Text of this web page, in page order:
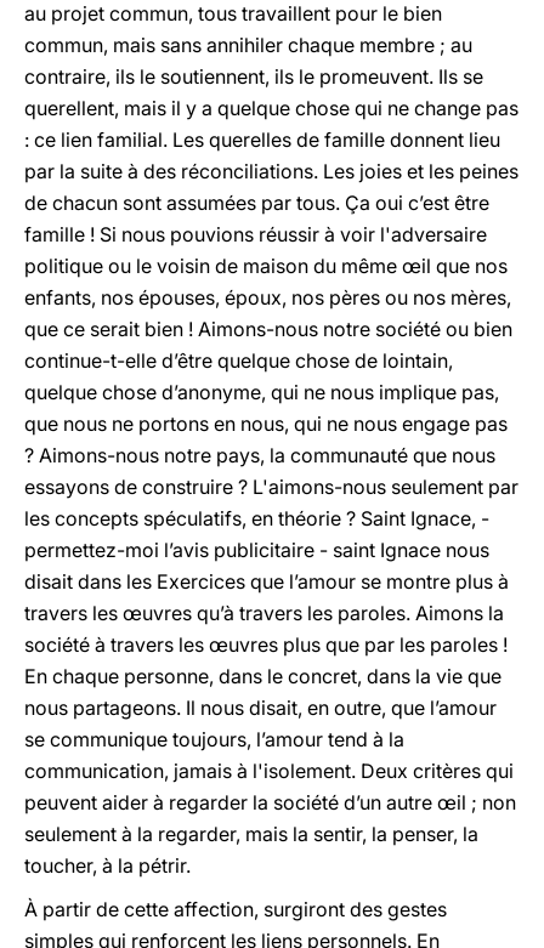
au projet commun, tous travaillent pour le bien
commun, mais sans annihiler chaque membre ; au
contraire, ils le soutiennent, ils le promeuvent. Ils se
querellent, mais il y a quelque chose qui ne change pas
: ce lien familial. Les querelles de famille donnent lieu
par la suite à des réconciliations. Les joies et les peines
de chacun sont assumées par tous. Ça oui c’est être
famille ! Si nous pouvions réussir à voir l'adversaire
politique ou le voisin de maison du même œil que nos
enfants, nos épouses, époux, nos pères ou nos mères,
que ce serait bien ! Aimons-nous notre société ou bien
continue-t-elle d’être quelque chose de lointain,
quelque chose d’anonyme, qui ne nous implique pas,
que nous ne portons en nous, qui ne nous engage pas
? Aimons-nous notre pays, la communauté que nous
essayons de construire ? L'aimons-nous seulement par
les concepts spéculatifs, en théorie ? Saint Ignace, -
permettez-moi l’avis publicitaire - saint Ignace nous
disait dans les Exercices que l’amour se montre plus à
travers les œuvres qu’à travers les paroles. Aimons la
société à travers les œuvres plus que par les paroles !
En chaque personne, dans le concret, dans la vie que
nous partageons. Il nous disait, en outre, que l’amour
se communique toujours, l’amour tend à la
communication, jamais à l'isolement. Deux critères qui
peuvent aider à regarder la société d’un autre œil ; non
seulement à la regarder, mais la sentir, la penser, la
toucher, à la pétrir.
À partir de cette affection, surgiront des gestes
simples qui renforcent les liens personnels. En